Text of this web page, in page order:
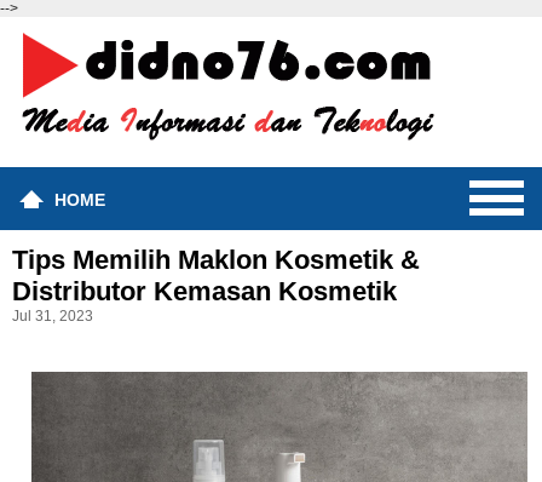
-->
HOME
Tips Memilih Maklon Kosmetik &
Distributor Kemasan Kosmetik
Jul 31, 2023